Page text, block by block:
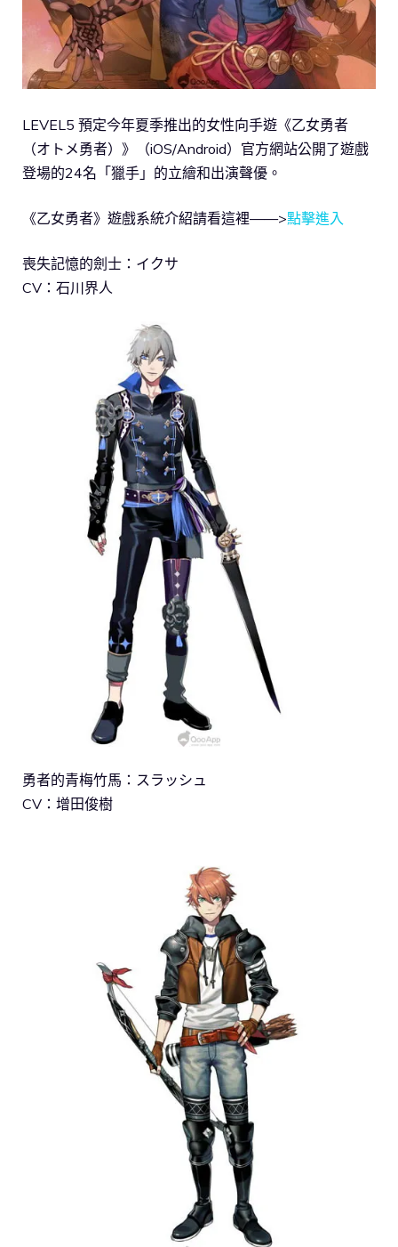
LEVEL5 預定今年夏季推出的女性向手遊《乙女勇者
（オトメ勇者）》（iOS/Android）官方網站公開了遊戲
登場的24名「獵手」的立繪和出演聲優。
《乙女勇者》遊戲系統介紹請看這裡——>點擊進入
喪失記憶的劍士：イクサ
CV：石川界人
勇者的青梅竹馬：スラッシュ
CV：增田俊樹